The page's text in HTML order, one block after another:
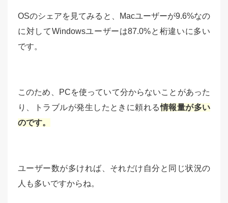
OSのシェアを見てみると、Macユーザーが9.6%なの
に対してWindowsユーザーは87.0%と桁違いに多い
です。
このため、PCを使っていて分からないことがあった
り、トラブルが発生したときに頼れる情報量が多い
のです。
ユーザー数が多ければ、それだけ自分と同じ状況の
人も多いですからね。